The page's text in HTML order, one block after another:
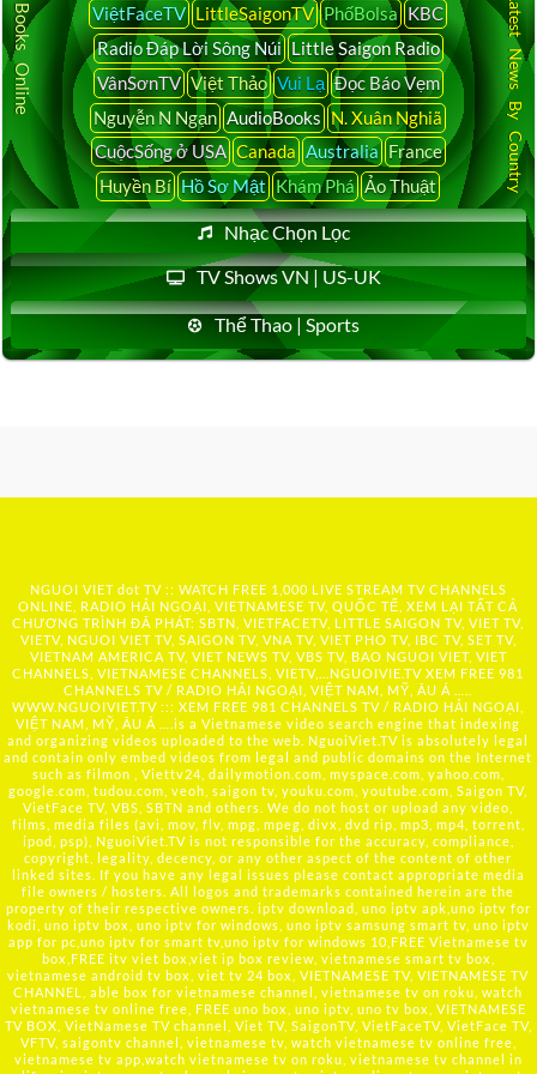
ViệtFaceTV LittleSaigonTV PhốBolsa KBC
Radio Đáp Lời Sông Núi Little Saigon Radio
VânSơnTV Việt Thảo Vui Lạ Đọc Báo Vẹm
Nguyễn N Ngạn AudioBooks N. Xuân Nghiã
CuộcSống ở USA Canada Australia France
Huyền Bí Hồ Sơ Mật Khám Phá Ảo Thuật
Nhạc Chọn Lọc
TV Shows VN | US-UK
Thể Thao | Sports
Audio Books Online Latest News By Country
NGUOI VIET dot TV :: WATCH FREE 1,000 LIVE STREAM TV CHANNELS
ONLINE, RADIO HẢI NGOẠI, VIETNAMESE TV, QUỐC TẾ, XEM LẠI TẤT CẢ
CHƯƠNG TRÌNH ĐÃ PHÁT: SBTN, VIETFACETV, LITTLE SAIGON TV, VIET TV,
VIETV, NGUOI VIET TV, SAIGON TV, VNA TV, VIET PHO TV, IBC TV, SET TV,
VIETNAM AMERICA TV, VIET NEWS TV, VBS TV, BAO NGUOI VIET, VIET
CHANNELS, VIETNAMESE CHANNELS, VIETV,... NGUOIVIE.TV XEM FREE 981
CHANNELS TV / RADIO HẢI NGOẠI, VIỆT NAM, MỸ, ÂU Á …..
WWW.NGUOIVIET.TV ::: XEM FREE 981 CHANNELS TV / RADIO HẢI NGOẠI,
VIỆT NAM, MỸ, ÂU Á ….is a Vietnamese video search engine that indexing
and organizing videos uploaded to the web. NguoiViet.TV is absolutely legal
and contain only embed videos from legal and public domains on the Internet
such as filmon , Viettv24, dailymotion.com, myspace.com, yahoo.com,
google.com, tudou.com, veoh, saigon tv, youku.com, youtube.com, Saigon TV,
VietFace TV, VBS, SBTN and others. We do not host or upload any video,
films, media files (avi, mov, flv, mpg, mpeg, divx, dvd rip, mp3, mp4, torrent,
ipod, psp), NguoiViet.TV is not responsible for the accuracy, compliance,
copyright, legality, decency, or any other aspect of the content of other
linked sites. If you have any legal issues please contact appropriate media
file owners / hosters. All logos and trademarks contained herein are the
property of their respective owners. iptv download, uno iptv apk,uno iptv for
kodi, uno iptv box, uno iptv for windows, uno iptv samsung smart tv, uno iptv
app for pc,uno iptv for smart tv,uno iptv for windows 10,FREE Vietnamese tv
box,FREE itv viet box,viet ip box review, vietnamese smart tv box,
vietnamese android tv box, viet tv 24 box, VIETNAMESE TV, VIETNAMESE TV
CHANNEL, able box for vietnamese channel, vietnamese tv on roku, watch
vietnamese tv online free, FREE uno box, uno iptv, uno tv box, VIETNAMESE
TV BOX, VietNamese TV channel, Viet TV, SaigonTV, VietFaceTV, VietFace TV,
VFTV, saigontv channel, vietnamese tv, watch vietnamese tv online free,
vietnamese tv app,watch vietnamese tv on roku, vietnamese tv channel in